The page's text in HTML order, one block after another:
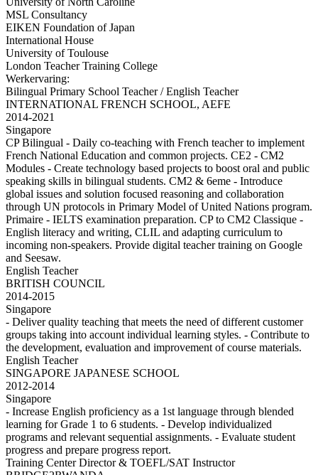
MSL Consultancy
EIKEN Foundation of Japan
International House
University of Toulouse
London Teacher Training College
Werkervaring:
Bilingual Primary School Teacher / English Teacher
INTERNATIONAL FRENCH SCHOOL, AEFE
2014-2021
Singapore
CP Bilingual - Daily co-teaching with French teacher to implement
French National Education and common projects. CE2 - CM2
Modules - Create technology based projects to boost oral and public
speaking skills in bilingual students. CM2 & 6eme - Introduce
global issues and solution focused reasoning and collaboration
through UN protocols in Primary Model of United Nations program.
Primaire - IELTS examination preparation. CP to CM2 Classique -
English literacy and writing, CLIL and adapting curriculum to
incoming non-speakers. Provide digital teacher training on Google
and Seesaw.
English Teacher
BRITISH COUNCIL
2014-2015
Singapore
- Deliver quality teaching that meets the need of different customer
groups taking into account individual learning styles. - Contribute to
the development, evaluation and improvement of course materials.
English Teacher
SINGAPORE JAPANESE SCHOOL
2012-2014
Singapore
- Increase English proficiency as a 1st language through blended
learning for Grade 1 to 6 students. - Develop individualized
programs and relevant sequential assignments. - Evaluate student
progress and prepare progress report.
Training Center Director & TOEFL/SAT Instructor